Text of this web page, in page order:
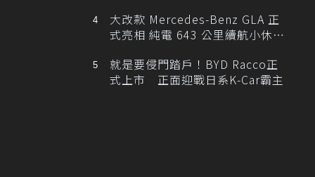
大改款 Mercedes-Benz GLA 正
式亮相 純電 643 公里續航小休
就是要侵門踏戶！BYD Racco正
式上市 正面迎戰日系K-Car霸主